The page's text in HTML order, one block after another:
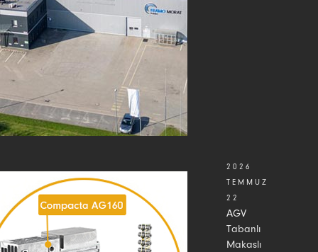
AGV
Tabanlı
Makaslı
2026
TEMMUZ
22